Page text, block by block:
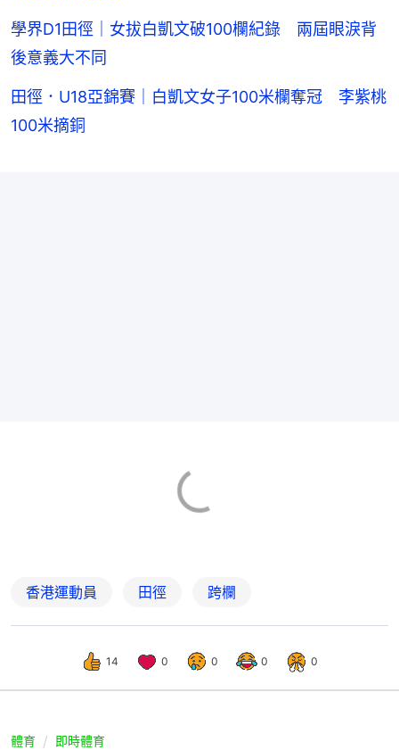
學界D1田徑｜女拔白凱文破100欄紀錄 兩屆眼淚背
後意義大不同
田徑．U18亞錦賽｜白凱文女子100米欄奪冠 李紫桃
100米摘銅
香港運動員 田徑 跨欄
14 0 0 0 0
體育 即時體育